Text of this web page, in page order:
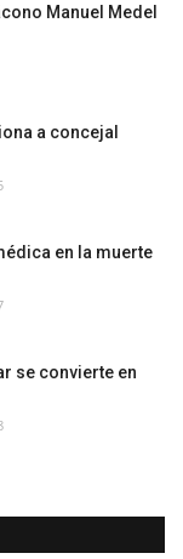
Manuel Medel
a concejal
en la muerte
se convierte en